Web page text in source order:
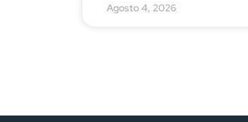
Agosto 4, 2026